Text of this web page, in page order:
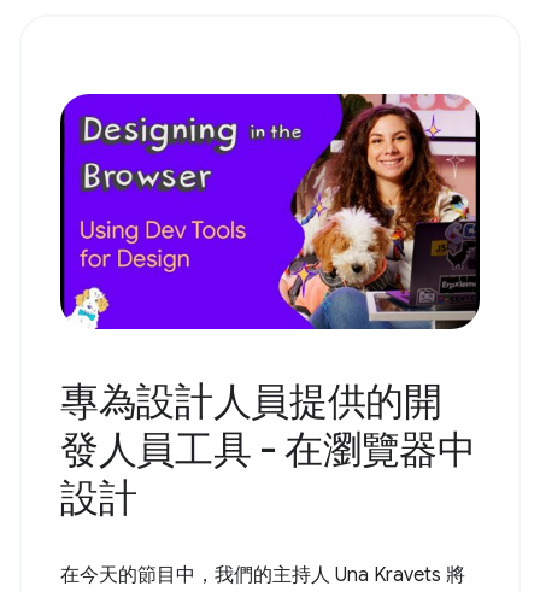
專為設計人員提供的開
發人員工具 - 在瀏覽器中
設計
在今天的節目中，我們的主持人 Una Kravets 將